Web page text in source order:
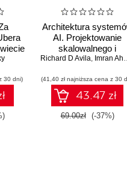
30 dni)
Architektura
AI. Projektowanie
skalowalnego i
niezawodnego
Richard D Avila, Imran Ahmad
(41,40 zł najniższa cena z 30
43.47 zł
69.00zł (-37%)